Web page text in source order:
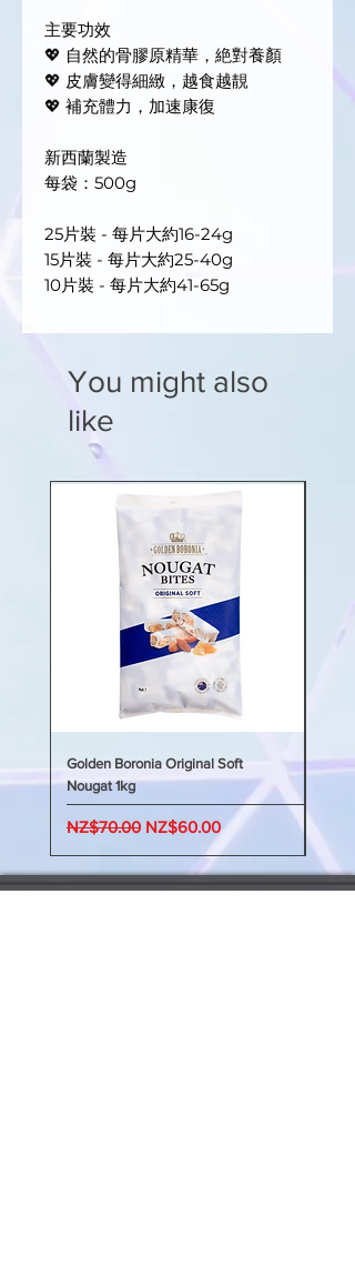
主要功效
💖 自然的骨膠原精華，絶對養顏
💖 皮膚變得細緻，越食越靚
💖 補充體力，加速康復
新西蘭製造
每袋：500g
25片裝 - 每片大約16-24g
15片裝 - 每片大約25-40g
10片裝 - 每片大約41-65g
You might also
like
Golden Boronia Original Soft
Nougat 1kg
Regular Price
NZ$70.00 Sale Price
NZ$60.00